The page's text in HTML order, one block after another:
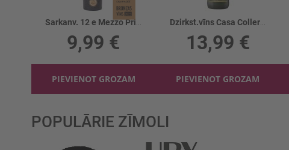
Sarkanv. 12 e Mezzo Primitivo 12.5%
9,99 €
PIEVIENOT GROZAM
Dzirkst.vīns Casa Coller Vino Spumante 11%
13,99 €
PIEVIENOT GROZAM
POPULĀRIE ZĪMOLI